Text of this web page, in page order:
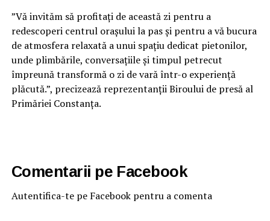
”Vă invităm să profitați de această zi pentru a
redescoperi centrul orașului la pas și pentru a vă bucura
de atmosfera relaxată a unui spațiu dedicat pietonilor,
unde plimbările, conversațiile și timpul petrecut
împreună transformă o zi de vară într-o experiență
plăcută.”, precizează reprezentanții Biroului de presă al
Primăriei Constanța.
Comentarii pe Facebook
Autentifica-te pe Facebook pentru a comenta